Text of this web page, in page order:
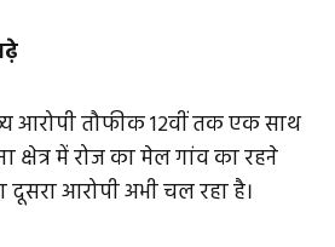
आरोपी तौफीक 12वीं तक एक साथ
क्षेत्र में रोज का मेल गांव का रहने
आरोपी अभी चल रहा है।